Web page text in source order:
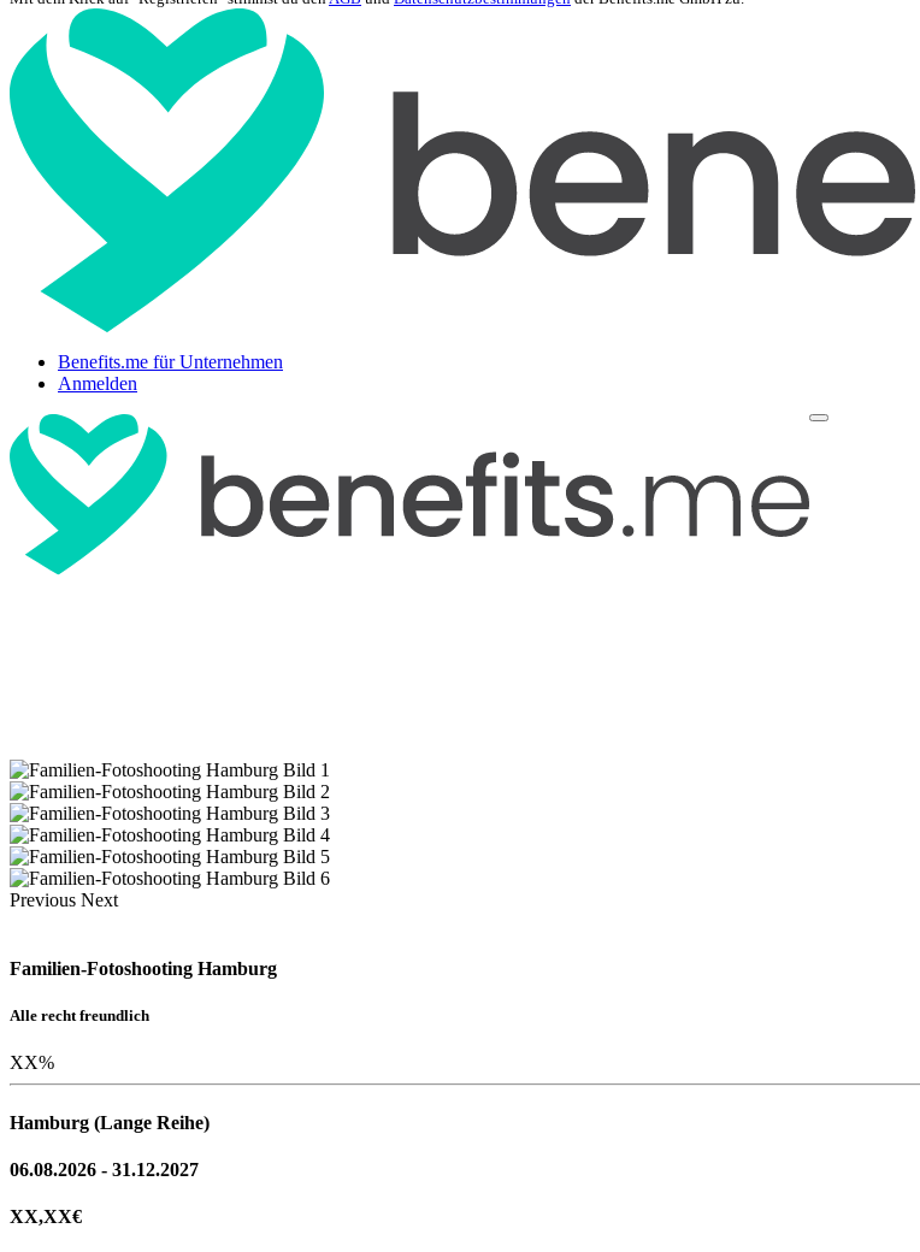
Benefits.me für Unternehmen
Anmelden
Previous Next
Familien-Fotoshooting Hamburg
Alle recht freundlich
XX%
Hamburg (Lange Reihe)
06.08.2026 - 31.12.2027
XX,XX€